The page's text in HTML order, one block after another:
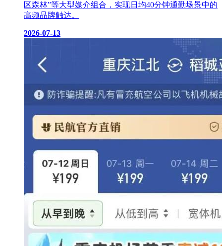
区森林”等大型媒介组合，实现日均40分钟通勤场景中的
高频品牌触达。
2026-07-13